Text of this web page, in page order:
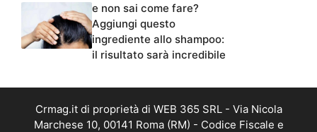
e non sai come fare?
Aggiungi questo
ingrediente allo shampoo:
il risultato sarà incredibile
Crmag.it di proprietà di WEB 365 SRL - Via Nicola
Marchese 10, 00141 Roma (RM) - Codice Fiscale e